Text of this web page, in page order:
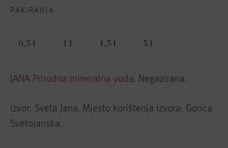
PAKIRANJA
0,5 l 1 l 1,5 l 5 l
JANA Prirodna mineralna voda. Negazirana.
Izvor: Sveta Jana. Mjesto korištenja izvora: Gorica
Svetojanska.